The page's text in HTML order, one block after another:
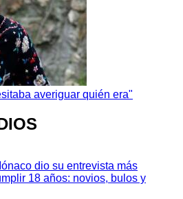
averiguar quién era"
dio su entrevista más
18 años: novios, bulos y